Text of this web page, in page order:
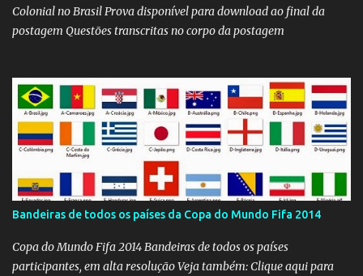
Colonial no Brasil Prova disponível para download ao final da
postagem Questões transcritas no corpo da postagem
Bandeiras de todos os países da Copa do Mundo Fifa 2014
Copa do Mundo Fifa 2014 Bandeiras de todos os países
participantes, em alta resolução Veja também: Clique aqui para